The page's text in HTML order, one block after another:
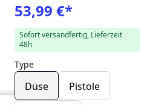
53,99 €*
Sofort versandfertig, Lieferzeit
48h
Type
Düse Pistole